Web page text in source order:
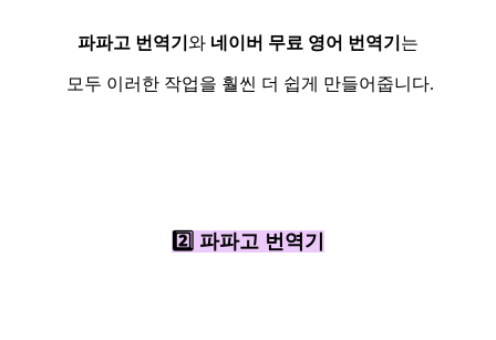
파파고 번역기 와 네이버 무료 영어 번역기 는
모두 이러한 작업을 훨씬 더 쉽게 만들어줍니다.
2️⃣ 파파고 번역기